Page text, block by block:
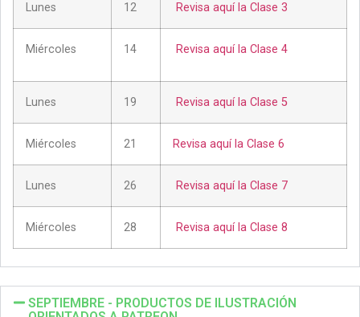
Lunes 12 Revisa aquí la Clase 3
Miércoles 14 Revisa aquí la Clase 4
Lunes 19 Revisa aquí la Clase 5
Miércoles 21 Revisa aquí la Clase 6
Lunes 26 Revisa aquí la Clase 7
Miércoles 28 Revisa aquí la Clase 8
SEPTIEMBRE - PRODUCTOS DE ILUSTRACIÓN